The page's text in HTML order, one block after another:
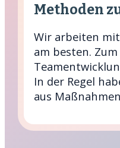
Methoden
Wir arbeiten
am besten.
In der Regel
aus